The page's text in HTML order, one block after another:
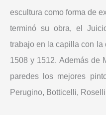
escultura como forma de
terminó su obra, el
trabajo en la capilla con la
1508 y 1512. Además de
paredes los mejores
Perugino, Botticelli,